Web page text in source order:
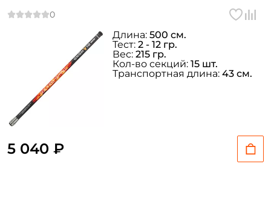
5 040 ₽
Длина: 500 см.
Тест: 2 - 12 гр.
Вес: 215 гр.
Кол-во секций: 15 шт.
Транспортная длина: 43 см.
ФИО: *
Номер телефона: *